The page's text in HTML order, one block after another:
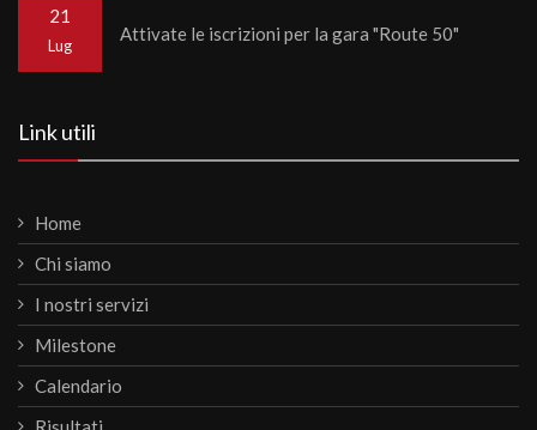
21
Lug
Attivate le iscrizioni per la gara "Route 50"
Link utili
Home
Chi siamo
I nostri servizi
Milestone
Calendario